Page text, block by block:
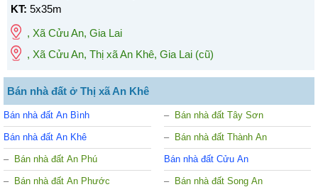
KT: 5x35m
, Xã Cửu An, Gia Lai
, Xã Cửu An, Thị xã An Khê, Gia Lai (cũ)
Bán nhà đất ở Thị xã An Khê
Bán nhà đất An Bình
Bán nhà đất An Khê
Bán nhà đất An Phú
Bán nhà đất An Phước
Bán nhà đất Tây Sơn
Bán nhà đất Thành An
Bán nhà đất Cửu An
Bán nhà đất Song An